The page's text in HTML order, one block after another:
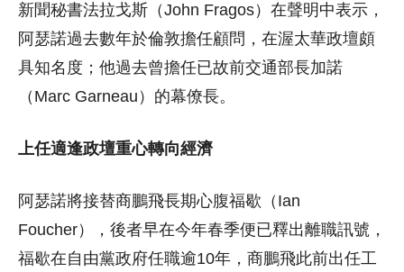
新聞秘書法拉戈斯（John Fragos）在聲明中表示，
阿瑟諾過去數年於倫敦擔任顧問，在渥太華政壇頗
具知名度；他過去曾擔任已故前交通部長加諾
（Marc Garneau）的幕僚長。
上任適逢政壇重心轉向經濟
阿瑟諾將接替商鵬飛長期心腹福歇（Ian
Foucher），後者早在今年春季便已釋出離職訊號，
福歇在自由黨政府任職逾10年，商鵬飛此前出任工